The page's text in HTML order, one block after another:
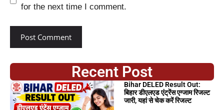
for the next time I comment.
Recent Post
Bihar DELED Result Out:
बिहार डीएलएड एंट्रेंस एग्जाम रिजल्ट
जारी, यहां से चेक करें रिजल्ट